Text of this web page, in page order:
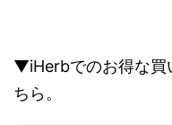
▼iHerbでのお得な買
ちら。